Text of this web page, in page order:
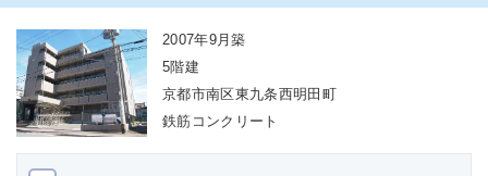
2007年9月築
5階建
京都市南区東九条西明田町
鉄筋コンクリート